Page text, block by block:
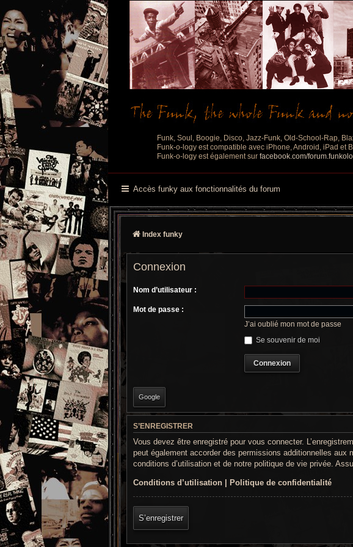
Funk, Soul, Boogie, Disco, Jazz-Funk, Old-School-Rap,
Funk-o-logy est compatible avec iPhone, Android, iPad et
Funk-o-logy est également sur facebook.com/
Accès funky aux fonctionnalités du forum
Index funky
Connexion
Nom d’utilisateur :
Mot de passe :
J’ai oublié mon mot de passe
Se souvenir de moi
Google
S’ENREGISTRER
Vous devez être enregistré pour vous connecter.
peut également accorder des permissions additionnelles aux
conditions d’utilisation et de notre politique de vie privée.
Conditions d’utilisation Politique de confidentialité
S’enregistrer